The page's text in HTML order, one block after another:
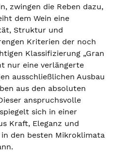
zwingen die Reben dazu,
dem Wein eine
Struktur und
Kriterien der noch
Klassifizierung „Gran
nur eine verlängerte
ausschließlichen Ausbau
aus den absoluten
anspruchsvolle
sich in einer
Kraft, Eleganz und
den besten Mikroklimata